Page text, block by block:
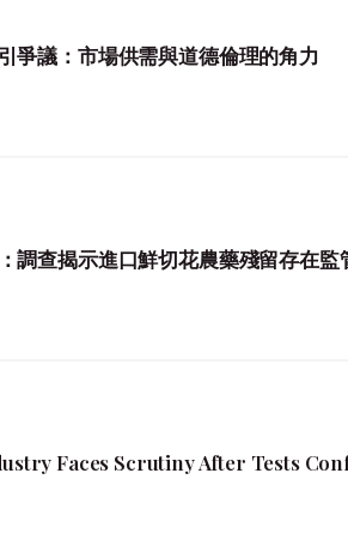
爭議：市場供需與道德倫理的角力
調查揭示進口鮮切花農藥殘留存在監
Faces Scrutiny After Tests